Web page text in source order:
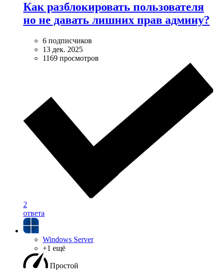
Как разблокировать пользователя
но не давать лишних прав админу?
6 подписчиков
13 дек. 2025
1169 просмотров
2
ответа
Windows Server
+1 ещё
Простой